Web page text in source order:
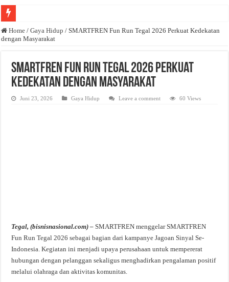
Anda butuh promosi usaha? Kontak ke Email redaksi@bisnisnasional.com
Dibutuhkan Marketing. Lamaran di-email ke redaksi@bisnisnasional.com
Home / Gaya Hidup / SMARTFREN Fun Run Tegal 2026 Perkuat Kedekatan
dengan Masyarakat
SMARTFREN Fun Run Tegal 2026 Perkuat
Kedekatan dengan Masyarakat
Juni 23, 2026 Gaya Hidup Leave a comment 60 Views
Tegal, (bisnisnasional.com) – SMARTFREN menggelar SMARTFREN
Fun Run Tegal 2026 sebagai bagian dari kampanye Jagoan Sinyal Se-
Indonesia. Kegiatan ini menjadi upaya perusahaan untuk mempererat
hubungan dengan pelanggan sekaligus menghadirkan pengalaman positif
melalui olahraga dan aktivitas komunitas.